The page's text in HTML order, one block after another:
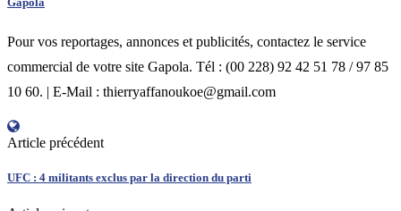
Pour vos reportages, annonces et publicités, contactez le service
commercial de votre site Gapola. Tél : (00 228) 92 42 51 78 / 97 85
10 60. | E-Mail : thierryaffanoukoe@gmail.com
Article précédent
UFC : 4 militants exclus par la direction du parti